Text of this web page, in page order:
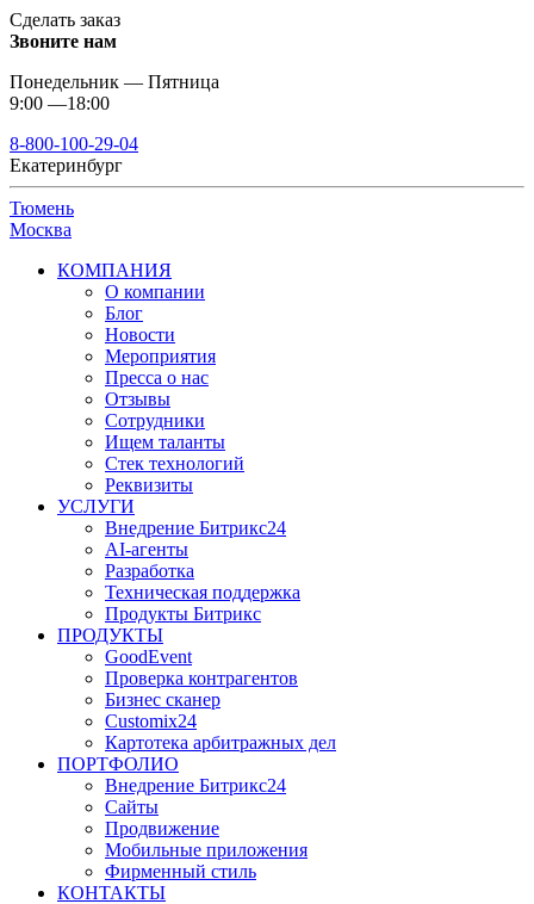
Сделать заказ
Звоните нам
Понедельник — Пятница
9:00 —18:00
8-800-100-29-04
Екатеринбург
Тюмень
Москва
КОМПАНИЯ
О компании
Блог
Новости
Мероприятия
Пресса о нас
Отзывы
Сотрудники
Ищем таланты
Стек технологий
Реквизиты
УСЛУГИ
Внедрение Битрикс24
AI-агенты
Разработка
Техническая поддержка
Продукты Битрикс
ПРОДУКТЫ
GoodEvent
Проверка контрагентов
Бизнес сканер
Customix24
Картотека арбитражных дел
ПОРТФОЛИО
Внедрение Битрикс24
Сайты
Продвижение
Мобильные приложения
Фирменный стиль
КОНТАКТЫ